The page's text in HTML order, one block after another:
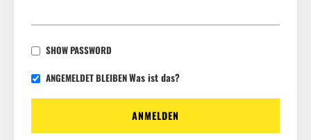
SHOW PASSWORD
ANGEMELDET BLEIBENWas ist das?
ANMELDEN